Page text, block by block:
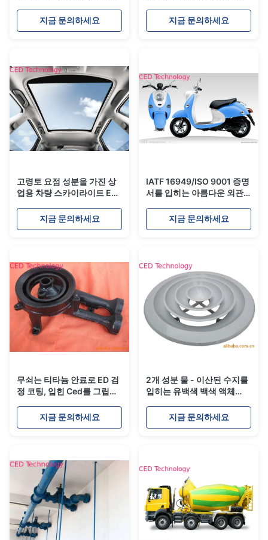
지금 문의하세요
지금 문의하세요
고령토 요점 성분을 가진 상
업용 차량 스카이라이트 ED
지금 문의하세요
IATF 16949/ISO 9001 증명
서를 입히는 아름다운 외관
지금 문의하세요
무쇠는 티타늄 안료로 ED 검
정 코팅, 입힌 Ced를 그립니
지금 문의하세요
2개 성분 물 - 이산된 수지를
입히는 유백색 백색 액체
지금 문의하세요